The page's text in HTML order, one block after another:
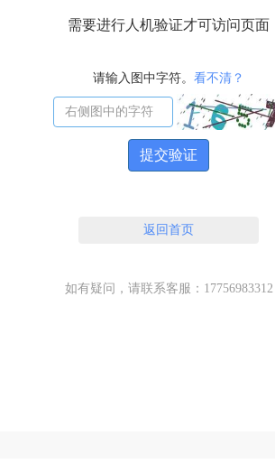
需要进行人机验证才可访问页面
请输入图中字符。 看不清？
提交验证
返回首页
如有疑问，请联系客服：17756983312